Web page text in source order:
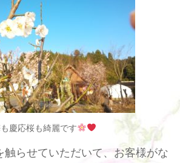
慶応桜も綺麗です
触らせていただいて、お客様がな